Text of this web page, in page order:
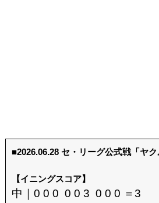
■2026.06.28 セ・リーグ公式戦「ヤク
【イニングスコア】
中｜0 0 0 0 0 3 0 0 0 ＝3